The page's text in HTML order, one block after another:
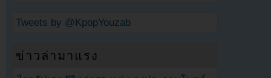
Tweets by @KpopYouzab
ข่าวล่ามาแรง